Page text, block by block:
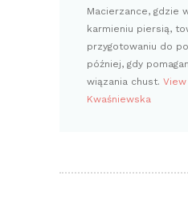
Macierzance, gdzie
karmieniu piersią,
przygotowaniu do
później, gdy
wiązania chust.
Kwaśniewska